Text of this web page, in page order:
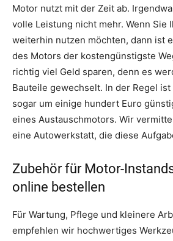
Motor nutzt mit der Zeit ab.
volle Leistung nicht mehr. Wenn Sie
weiterhin nutzen möchten, dann ist
des Motors der kostengünstigste
richtig viel Geld sparen, denn es
Bauteile gewechselt. In der Regel
sogar um einige hundert Euro
eines Austauschmotors. Wir
eine Autowerkstatt, die diese
Zubehör für Motor-
online bestellen
Für Wartung, Pflege und kleinere
empfehlen wir hochwertiges